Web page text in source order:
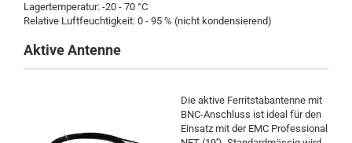
Lagertemperatur: -20 - 70 °C
Relative Luftfeuchtigkeit: 0 - 95 % (nicht kondensierend)
Aktive Antenne
Die aktive Ferritstabantenne mit
BNC-Anschluss ist ideal für den
Einsatz mit der EMC Professional